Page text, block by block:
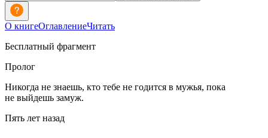
О книгеОглавлениеЧитать
Бесплатный фрагмент
Пролог
Никогда не знаешь, кто тебе не годится в мужья, пока
не выйдешь замуж.
Пять лет назад